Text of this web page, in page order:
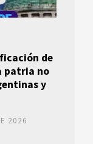
de
patria no
y
2026